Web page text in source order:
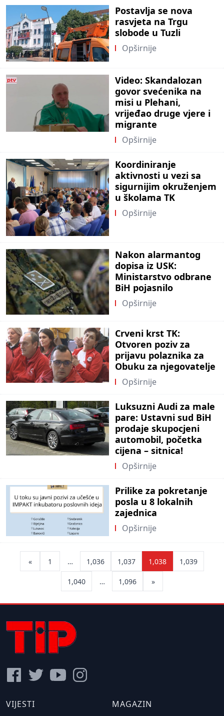
Postavlja se nova
rasvjeta na Trgu
slobode u Tuzli
Opširnije
Video: Skandalozan
govor svećenika na
misi u Plehani,
vrijeđao druge vjere i
migrante
Opširnije
Koordiniranje
aktivnosti u vezi sa
sigurnijim okruženjem
u školama TK
Opširnije
Nakon alarmantog
dopisa iz USK:
Ministarstvo odbrane
BiH pojasnilo
Opširnije
Crveni krst TK:
Otvoren poziv za
prijavu polaznika za
Obuku za njegovatelje
Opširnije
Luksuzni Audi za male
pare: Ustavni sud BiH
prodaje skupocjeni
automobil, početka
cijena – sitnica!
Opširnije
Prilike za pokretanje
posla u 8 lokalnih
zajednica
Opširnije
pagination
« 1 … 1,036 1,037 1,038 1,039
1,040 … 1,096 »
VIJESTI MAGAZIN